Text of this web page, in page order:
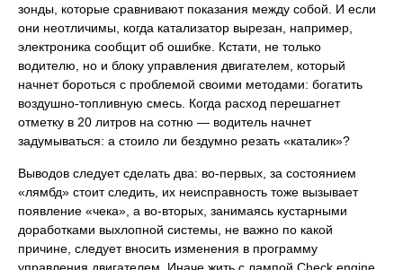
зонды, которые сравнивают показания между собой. И если
они неотличимы, когда катализатор вырезан, например,
электроника сообщит об ошибке. Кстати, не только
водителю, но и блоку управления двигателем, который
начнет бороться с проблемой своими методами: богатить
воздушно-топливную смесь. Когда расход перешагнет
отметку в 20 литров на сотню — водитель начнет
задумываться: а стоило ли бездумно резать «каталик»?
Выводов следует сделать два: во-первых, за состоянием
«лямбд» стоит следить, их неисправность тоже вызывает
появление «чека», а во-вторых, занимаясь кустарными
доработками выхлопной системы, не важно по какой
причине, следует вносить изменения в программу